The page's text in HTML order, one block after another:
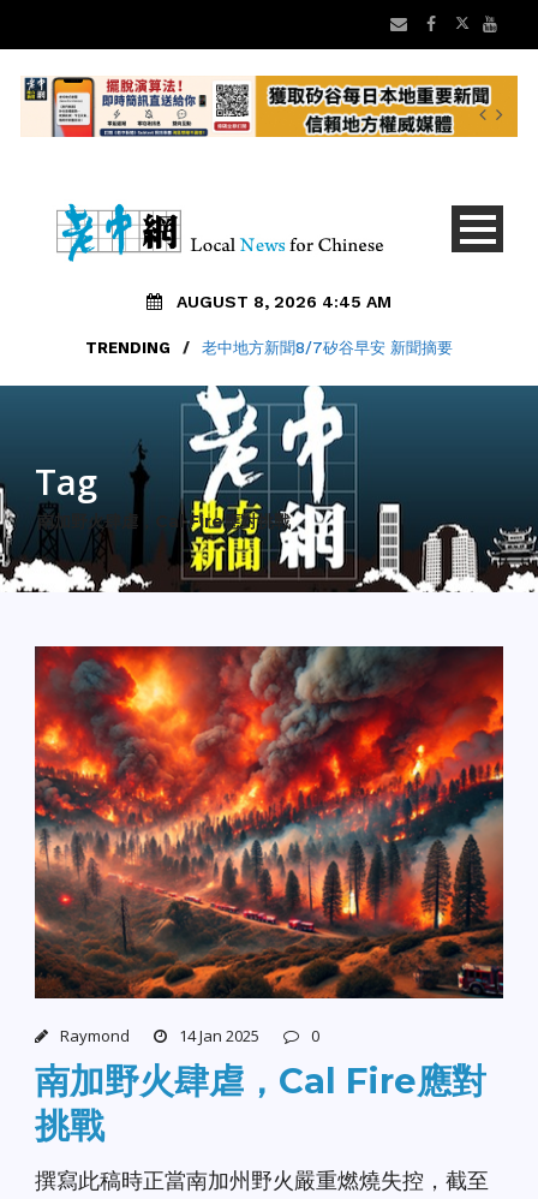
AUGUST 8, 2026 4:45 AM
TRENDING / 老中地方新聞8/7矽谷早安 新聞摘要
Tag
南加野火肆虐，Cal Fire應對挑戰
Raymond 14 Jan 2025 0
南加野火肆虐，Cal Fire應對
挑戰
撰寫此稿時正當南加州野火嚴重燃燒失控，截至